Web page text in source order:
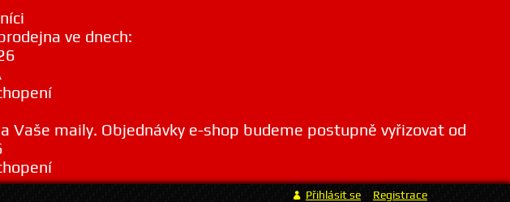
ve dnech:
maily. Objednávky e-shop budeme postupně vyřizovat od
Přihlásit se Registrace